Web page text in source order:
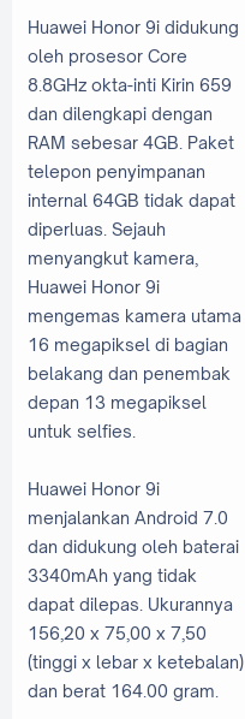
Huawei Honor 9i didukung
oleh prosesor Core
8.8GHz okta-inti Kirin 659
dan dilengkapi dengan
RAM sebesar 4GB. Paket
telepon penyimpanan
internal 64GB tidak dapat
diperluas. Sejauh
menyangkut kamera,
Huawei Honor 9i
mengemas kamera utama
16 megapiksel di bagian
belakang dan penembak
depan 13 megapiksel
untuk selfies.
Huawei Honor 9i
menjalankan Android 7.0
dan didukung oleh baterai
3340mAh yang tidak
dapat dilepas. Ukurannya
156,20 x 75,00 x 7,50
(tinggi x lebar x ketebalan)
dan berat 164.00 gram.